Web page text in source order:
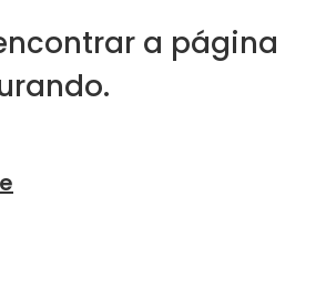
a página